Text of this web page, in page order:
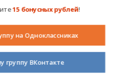
быть «школой»? Каким
через несколько лет?
в какой школе могли
15 бонусных рублей!
на Одноклассниках
группу ВКонтакте